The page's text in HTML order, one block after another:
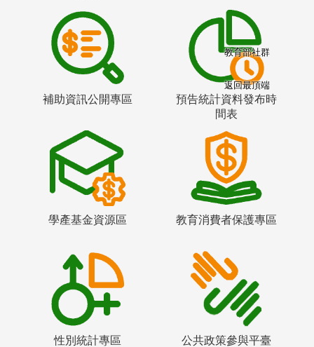
補助資訊公開專區
預告統計資料發布時
間表
學產基金資源區 教育消費者保護專區
性別統計專區 公共政策參與平臺
教育部社群
返回最頂端